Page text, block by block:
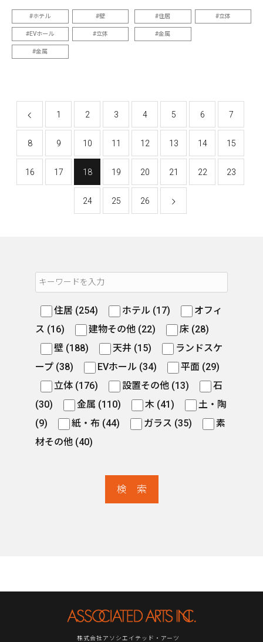
ホテル 壁
EVホール 立体
金属
住居 立体
金属
1 2 3 4 5 6 7
8 9 10 11 12 13 14 15
16 17 18 19 20 21 22 23
24 25 26
住居 (254) ホテル (17)
オフィ
ス (16)
建物その他 (22)
床 (28)
壁 (188)
天井 (15)
ランドスケ
ープ (38)
EVホール (34)
平面 (29)
立体 (176)
設置その他 (13)
石
(30)
金属 (110) 木 (41)
土・陶
(9)
紙・布 (44) ガラス (35)
素
材その他 (40)
株式会社アソシエイテッド・アーツ